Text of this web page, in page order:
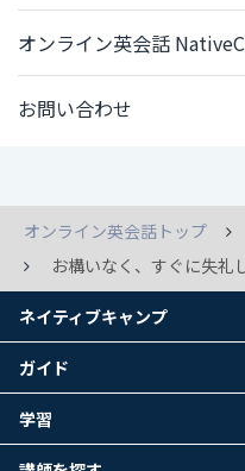
オンライン英会話
お問い合わせ
オンライン英会話トップ
お構いなく、すぐに失礼
ネイティブキャンプ
ガイド
学習